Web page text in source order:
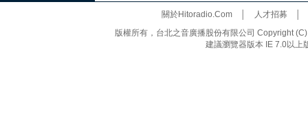
關於Hitoradio.Com│ 人才招募
版權所有，台北之音廣播股份有限公司 Copyright
建議瀏覽器版本 IE 7.0以上